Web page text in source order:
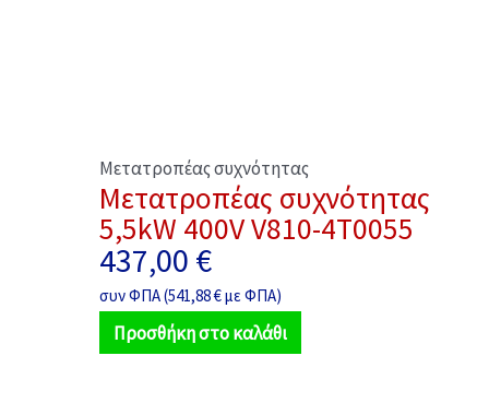
Μετατροπέας συχνότητας
Μετατροπέας συχνότητας
5,5kW 400V V810-4T0055
437,00 €
συν ΦΠΑ (541,88€με ΦΠΑ)
Προσθήκη στο καλάθι